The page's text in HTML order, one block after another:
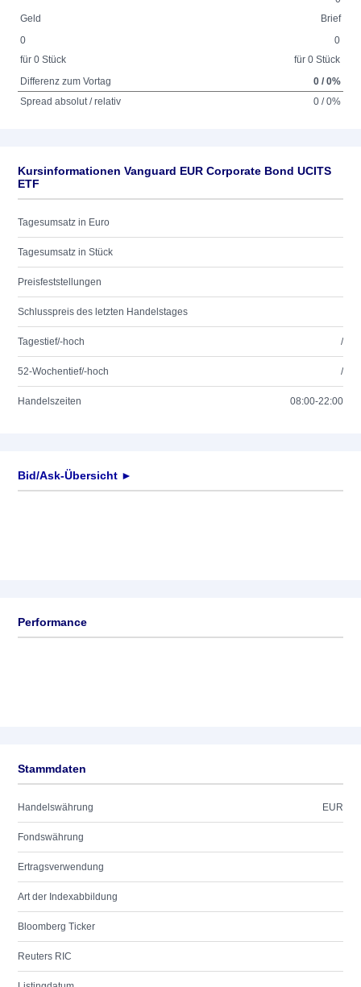
Geld
Brief
0
für 0 Stück
0
für 0 Stück
Differenz zum Vortag
0 / 0%
Spread absolut / relativ
0 / 0%
Kursinformationen Vanguard EUR Corporate Bond UCITS
ETF
Tagesumsatz in Euro
Tagesumsatz in Stück
Preisfeststellungen
Schlusspreis des letzten Handelstages
Tagestief/-hoch /
52-Wochentief/-hoch /
Handelszeiten 08:00-22:00
Bid/Ask-Übersicht ►
Performance
Stammdaten
Handelswährung EUR
Fondswährung
Ertragsverwendung
Art der Indexabbildung
Bloomberg Ticker
Reuters RIC